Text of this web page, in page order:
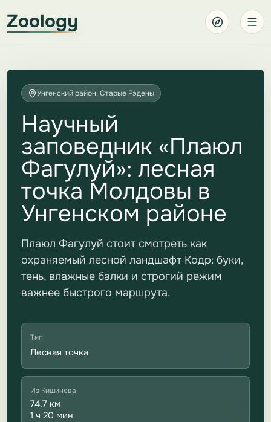
Zoology
Унгенский район, Старые Рэдены
Научный
заповедник «Плаюл
Фагулуй»: лесная
точка Молдовы в
Унгенском районе
Плаюл Фагулуй стоит смотреть как
охраняемый лесной ландшафт Кодр: буки,
тень, влажные балки и строгий режим
важнее быстрого маршрута.
Тип
Лесная точка
Из Кишинева
74.7 км
1 ч 20 мин